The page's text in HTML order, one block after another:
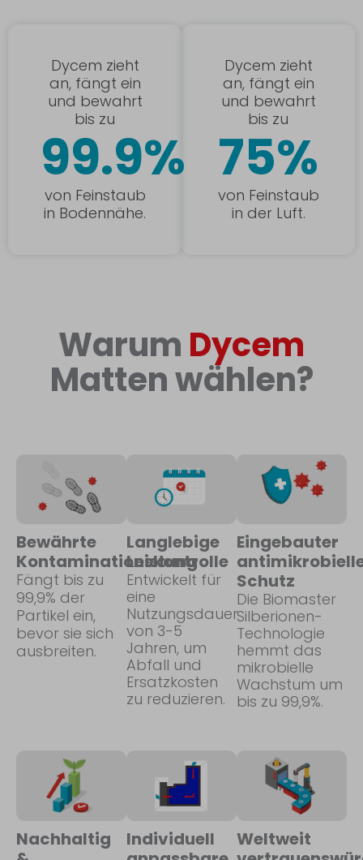
Dycem zieht
an, fängt ein
und bewahrt
bis zu
99.9%
von Feinstaub
in Bodennähe.
Dycem zieht
an, fängt ein
und bewahrt
bis zu
75%
von Feinstaub
in der Luft.
Warum Dycem
Matten wählen?
Bewährte
Kontaminationskontrolle
Fängt bis zu
99,9% der
Partikel ein,
bevor sie sich
ausbreiten.
Langlebige
Leistung
Entwickelt für
eine
Nutzungsdauer
von 3-5
Jahren, um
Abfall und
Ersatzkosten
zu reduzieren.
Eingebauter
Schutz
Die Biomaster
Silberionen-
Technologie
hemmt das
mikrobielle
Wachstum um
bis zu 99,9%.
Nachhaltig
Individuell
Weltweit